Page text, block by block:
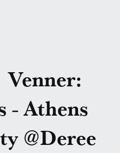
- Athens
@Deree